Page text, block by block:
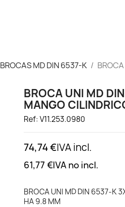
BROCAS MD DIN 6537-K
BROCA UNI MD
MANGO
Ref: V11.253.0980
74,74 €IVA incl.
61,77 €IVA no incl.
BROCA UNI MD DIN 6537-K
HA 9.8 MM